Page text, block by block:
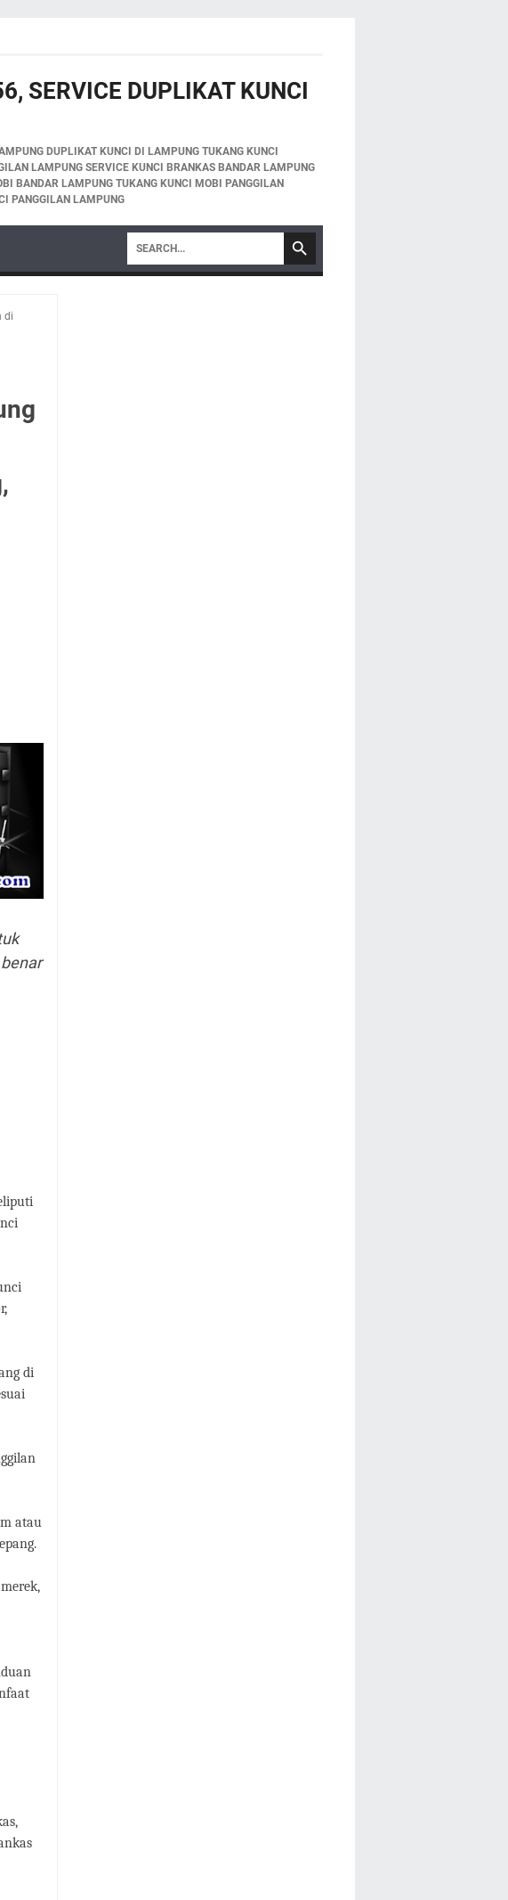
SERVICE DUPLIKAT KUNCI
DUPLIKAT KUNCI DI LAMPUNG TUKANG KUNCI
LAMPUNG SERVICE KUNCI BRANKAS BANDAR LAMPUNG
BANDAR LAMPUNG TUKANG KUNCI MOBI PANGGILAN
PANGGILAN LAMPUNG
di
di
atau